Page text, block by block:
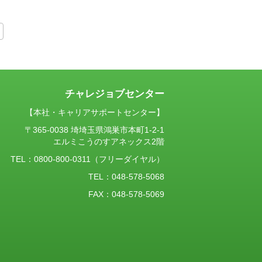
チャレジョブセンター
【本社・キャリアサポートセンター】
〒365-0038 埼埼玉県鴻巣市本町1-2-1
エルミこうのすアネックス2階
TEL： 0800-800-0311
（フリーダイヤル）
TEL：048-578-5068
FAX：048-578-5069